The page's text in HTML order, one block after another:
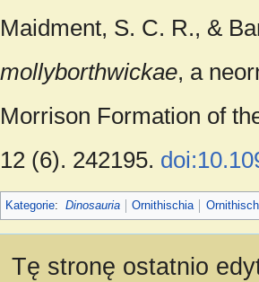
Maidment, S. C. R., &
mollyborthwickae, a
Morrison Formation of
12 (6). 242195.
Kategorie: Dinosauria Ornithischia
Tę stronę ostatnio